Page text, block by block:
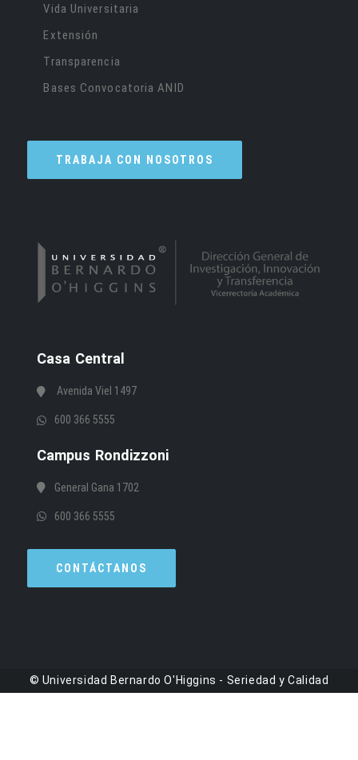
Casa Central
Avenida Viel 1497
600 366 5555
Campus Rondizzoni
General Gana 1702
600 366 5555
CONTÁCTANOS
Vida Universitaria
Extensión
Transparencia
Bases Convocatoria ANID
TRABAJA CON NOSOTROS
© Universidad Bernardo O'Higgins - Seriedad y Calidad